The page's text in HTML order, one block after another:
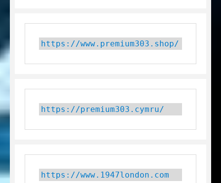
https://www.premium303.shop/
https://premium303.cymru/
https://www.1947london.com